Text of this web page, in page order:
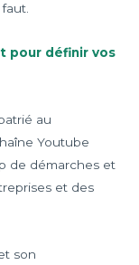
pour définir vos
au
Youtube
de démarches et
et des
son